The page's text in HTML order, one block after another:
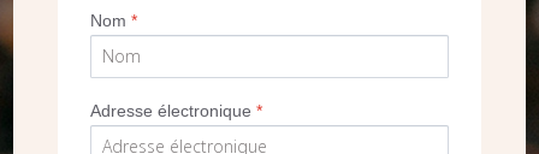
SEUL VOTRE DON
NOUS PERMET D’AGIR
Nom*
Adresse électronique*